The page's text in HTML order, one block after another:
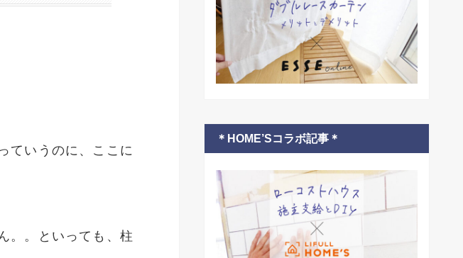
ていうのに、ここに
。。といっても、柱
＊HOME’Sコラボ記事＊